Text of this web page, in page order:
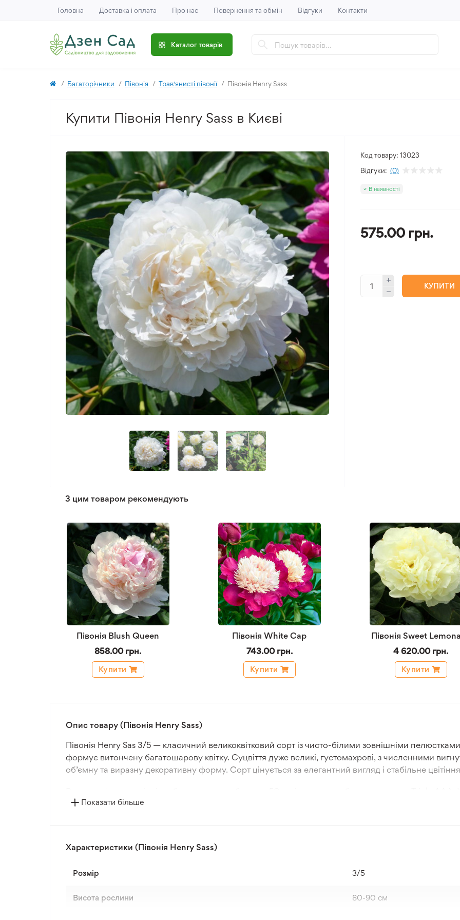
Головна Доставка і оплата Про нас Повернення та обмін Відгуки Контакти
Каталог товарів
Багаторічники Півонія Трав'янисті півонії Півонія Henry Sass
Купити Півонія Henry Sass в Києві
Код товару: 13023
Відгуки: (0)
В наявності
575.00 грн.
КУПИТИ
З цим товаром рекомендують
Півонія Blush Queen
858.00 грн.
Купити
Півонія White Cap
743.00 грн.
Купити
Півонія Sweet
4 620.00 грн.
Купити
Опис товару (Півонія Henry Sass)
Півонія Henry Sas 3/5 — класичний великоквітковий сорт із чисто-білими зовнішніми
формує витончену багатошарову квітку. Суцвіття дуже великі, густомахрові, з численними
об’ємну та виразну декоративну форму. Сорт цінується за елегантний вигляд і стабільне
та здатністю утримувати важкі квіти без значного вилягання. Півонія демонструє стабільний
поєднується з насиченими або пастельними сортами, зокрема контрастними червоними або
Показати більше
Характеристики (Півонія Henry Sass)
Розмір 3/5
Висота рослини 80-90 см